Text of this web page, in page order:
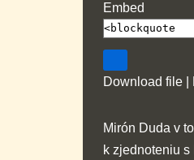
Embed
Download file
Mirón Duda v
k zjednoteniu